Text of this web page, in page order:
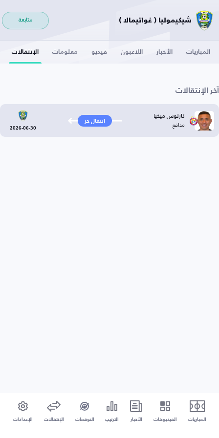
شيكيموليا ( غواتيمالا ) متابعة
المباريات الأخبار اللاعبون فيديو معلومات الإنتقالات
آخر الإنتقالات
كارلوس ميخيا
مدافع انتقال حر
2026-06-30
المباريات الفيديوهات الأخبار الترتيب التوقعات الإنتقالات الإعدادات